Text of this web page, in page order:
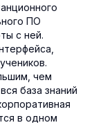
ПО
с ней.
чем
база знаний
в одном